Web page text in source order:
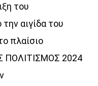
του
αιγίδα του
πλαίσιο
ΠΟΛΙΤΙΣΜΟΣ 2024